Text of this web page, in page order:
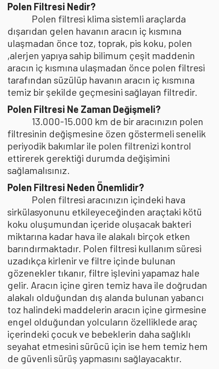
Polen Filtresi Nedir?
Polen filtresi klima sistemli araçlarda
dışarıdan gelen havanın aracın iç kısmına
ulaşmadan önce toz, toprak, pis koku, polen
,alerjen yapıya sahip bilimum çeşit maddenin
aracın iç kısmına ulaşmadan önce polen filtresi
tarafından süzülüp havanın aracın iç kısmına
temiz bir şekilde geçmesini sağlayan filtredir.
Polen Filtresi Ne Zaman Değişmeli?
13.000-15.000 km de bir aracınızın polen
filtresinin değişmesine özen göstermeli senelik
periyodik bakımlar ile polen filtrenizi kontrol
ettirerek gerektiği durumda değişimini
sağlamalısınız.
Polen Filtresi Neden Önemlidir?
Polen filtresi aracınızın içindeki hava
sirkülasyonunu etkileyeceğinden araçtaki kötü
koku oluşumundan içeride oluşacak bakteri
miktarına kadar hava ile alakalı birçok etken
barındırmaktadır. Polen filtresi kullanım süresi
uzadıkça kirlenir ve filtre içinde bulunan
gözenekler tıkanır, filtre işlevini yapamaz hale
gelir. Aracın içine giren temiz hava ile doğrudan
alakalı olduğundan dış alanda bulunan yabancı
toz halindeki maddelerin aracın içine girmesine
engel olduğundan yolcuların özelliklede araç
içerindeki çocuk ve bebeklerin daha sağlıklı
seyahat etmesini sürücü için ise hem temiz hem
de güvenli sürüş yapmasını sağlayacaktır.